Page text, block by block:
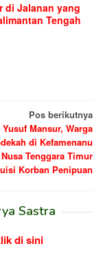
di Jalanan yang
Tengah
Pos berikutnya
Yusuf Mansur, Warga
di Kefamenanu
Tenggara Timur
Korban Penipuan
Sastra
di sini